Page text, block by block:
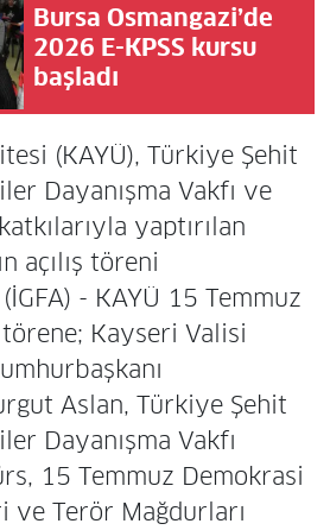
Bursa Osmangazi’de
2026 E-KPSS kursu
başladı
(KAYÜ), Türkiye Şehit
Dayanışma Vakfı ve
yaptırılan
açılış töreni
(İGFA) - KAYÜ 15 Temmuz
Kayseri Valisi
Aslan, Türkiye Şehit
Dayanışma Vakfı
15 Temmuz Demokrasi
ve Terör Mağdurları